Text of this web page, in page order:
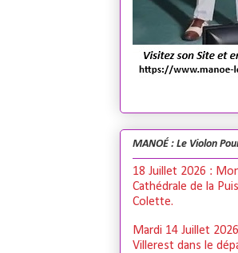
MANOÉ : Le Violon
18 Juillet 2026 :
Cathédrale de la
Colette.
Mardi 14 Juillet
Villerest dans le